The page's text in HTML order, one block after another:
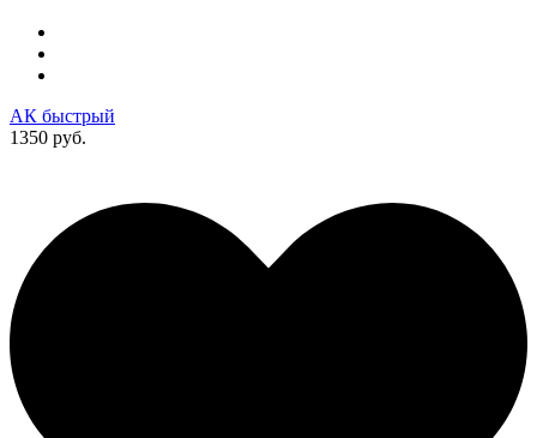
АК быстрый
1350 руб.